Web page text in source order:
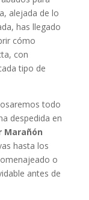
alejada de lo
has llegado
cómo
con
tipo de
todo
despedida en
Marañón
hasta los
o
antes de